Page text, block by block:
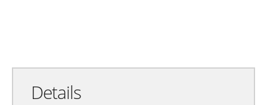
Details